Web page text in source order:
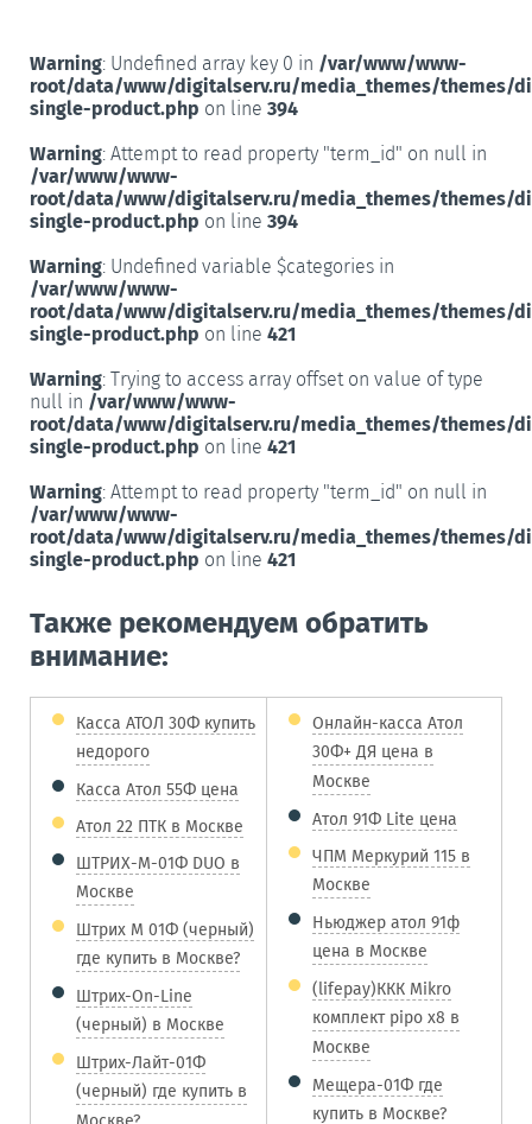
Warning: Undefined array key 0 in /var/www/www-
root/data/www/digitalserv.ru/media_themes/themes/
single-product.php on line 394
Warning: Attempt to read property "term_id" on null in
/var/www/www-
root/data/www/digitalserv.ru/media_themes/themes/
single-product.php on line 394
Warning: Undefined variable $categories in
/var/www/www-
root/data/www/digitalserv.ru/media_themes/themes/
single-product.php on line 421
Warning: Trying to access array offset on value of type
null in /var/www/www-
root/data/www/digitalserv.ru/media_themes/themes/
single-product.php on line 421
Warning: Attempt to read property "term_id" on null in
/var/www/www-
root/data/www/digitalserv.ru/media_themes/themes/
single-product.php on line 421
Также рекомендуем обратить
внимание:
Касса АТОЛ 30Ф купить
недорого
Касса Атол 55Ф цена
Атол 22 ПТК в Москве
ШТРИХ-М-01Ф DUO в
Москве
Штрих М 01Ф (черный)
где купить в Москве?
Штрих-On-Line
(черный) в Москве
Штрих-Лайт-01Ф
(черный) где купить в
Онлайн-касса Атол
30Ф+ ДЯ цена в
Москве
Атол 91Ф Lite цена
ЧПМ Меркурий 115 в
Москве
Ньюджер атол 91ф
цена в Москве
(lifepay)ККК Mikro
комплект pipo x8 в
Москве
Мещера-01Ф где
купить в Москве?